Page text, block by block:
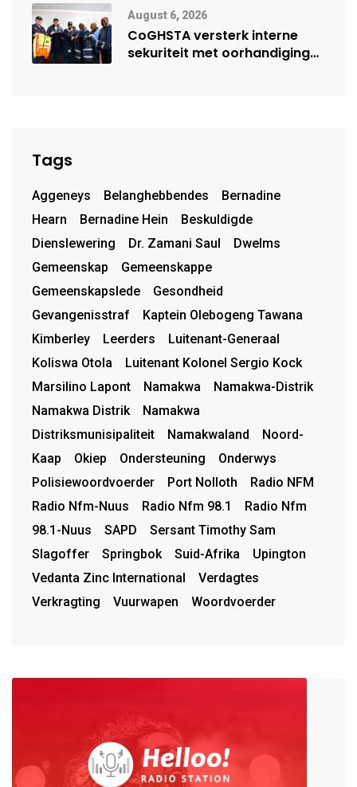
August 6, 2026
CoGHSTA versterk interne
sekuriteit met oorhandiging
Tags
Aggeneys Belanghebbendes
Bernadine
Hearn
Bernadine Hein
Beskuldigde
Dienslewering
Dr. Zamani Saul
Dwelms
Gemeenskap
Gemeenskappe
Gemeenskapslede
Gesondheid
Gevangenisstraf
Kaptein Olebogeng Tawana
Kimberley
Leerders
Luitenant-Generaal
Koliswa Otola
Luitenant Kolonel Sergio Kock
Marsilino Lapont
Namakwa
Namakwa-Distrik
Namakwa Distrik
Namakwa
Distriksmunisipaliteit
Namakwaland
Noord-
Kaap
Okiep Ondersteuning
Onderwys
Polisiewoordvoerder
Port Nolloth
Radio NFM
Radio Nfm-Nuus
Radio Nfm 98.1
Radio Nfm
98.1-Nuus
SAPD
Sersant Timothy Sam
Slagoffer
Springbok Suid-Afrika
Upington
Vedanta Zinc International
Verdagtes
Verkragting
Vuurwapen Woordvoerder